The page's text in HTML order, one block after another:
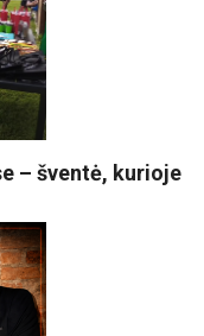
– šventė, kurioje